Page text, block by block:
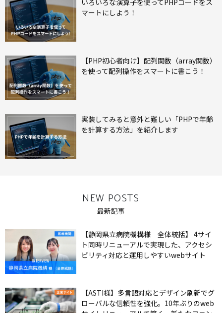
マートにしよう！
【PHP初心者向け】配列関数（array関数）
を使って配列操作をスマートに書こう！
実装してみると意外と難しい「PHPで年齢
を計算する方法」を紹介します
NEW POSTS
最新記事
【静岡県立病院機構様 全体統括】 4サイ
ト同時リニューアルで実現した、アクセシ
ビリティ対応と運用しやすいwebサイト
【ASTI様】多言語対応とデザイン刷新でグ
ローバルな信頼性を強化。10年ぶりのweb